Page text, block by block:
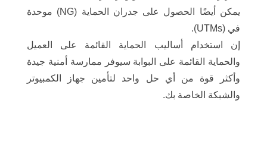
يمكن أيضًا الحصول على جدران الحماية (NG) موحدة
في (UTMs).
إن استخدام أساليب الحماية القائمة على العميل
والحماية القائمة على البوابة سيوفر ممارسة أمنية جيدة
وأكثر قوة من أي حل واحد لتأمين جهاز الكمبيوتر
والشبكة الخاصة بك.